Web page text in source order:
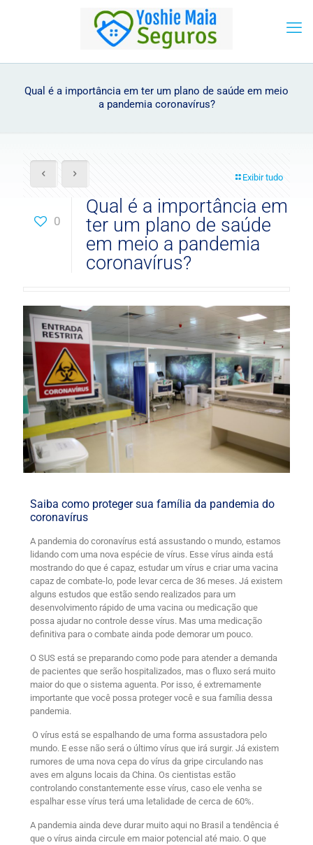
Qual é a importância em ter um plano de saúde em meio
a pandemia coronavírus?
Exibir tudo
0
Qual é a importância em
ter um plano de saúde
em meio a pandemia
coronavírus?
Saiba como proteger sua família da pandemia do
coronavírus
A pandemia do coronavírus está assustando o mundo, estamos
lidando com uma nova espécie de vírus. Esse vírus ainda está
mostrando do que é capaz, estudar um vírus e criar uma vacina
capaz de combate-lo, pode levar cerca de 36 meses. Já existem
alguns estudos que estão sendo realizados para um
desenvolvimento rápido de uma vacina ou medicação que
possa ajudar no controle desse vírus. Mas uma medicação
definitiva para o combate ainda pode demorar um pouco.
O SUS está se preparando como pode para atender a demanda
de pacientes que serão hospitalizados, mas o fluxo será muito
maior do que o sistema aguenta. Por isso, é extremamente
importante que você possa proteger você e sua família dessa
pandemia.
O vírus está se espalhando de uma forma assustadora pelo
mundo. E esse não será o último vírus que irá surgir. Já existem
rumores de uma nova cepa do vírus da gripe circulando nas
aves em alguns locais da China. Os cientistas estão
controlando constantemente esse vírus, caso ele venha se
espalhar esse vírus terá uma letalidade de cerca de 60%.
A pandemia ainda deve durar muito aqui no Brasil a tendência é
que o vírus ainda circule em maior potencial até maio. O que